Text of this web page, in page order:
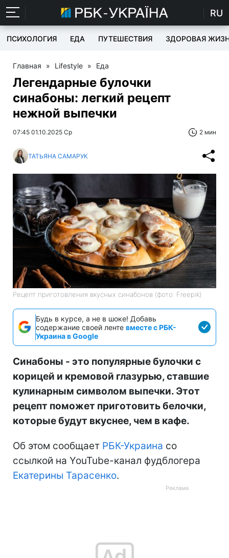
RU
ПСИХОЛОГИЯ ЕДА ПУТЕШЕСТВИЯ ЗДОРОВАЯ
Главная » Lifestyle » Еда
Легендарные булочки
синабоны: легкий рецепт
нежной выпечки
07:45 01.10.2025 Ср 2 мин
ТАТЬЯНА САМАРУК
Рецепт приготовления вкусных синабонов (фото: Freepik)
Будь в курсе, а не в шоке! Добавь
содержание своей ленте вместе с РБК-
Украина в Google
Синабоны - это популярные булочки с
корицей и кремовой глазурью, ставшие
кулинарным символом выпечки. Этот
рецепт поможет приготовить белочки,
которые будут вкуснее, чем в кафе.
Об этом сообщает РБК-Украина со
ссылкой на YouTube-канал фудблогера
Екатерины Тарасенко.